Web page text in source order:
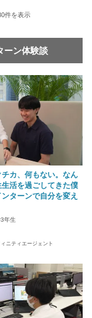
件を表示
ーン体験談
カ、何もない。なん
生活を過ごしてきた僕
ターンで自分を変え
年生
ニティエージェント